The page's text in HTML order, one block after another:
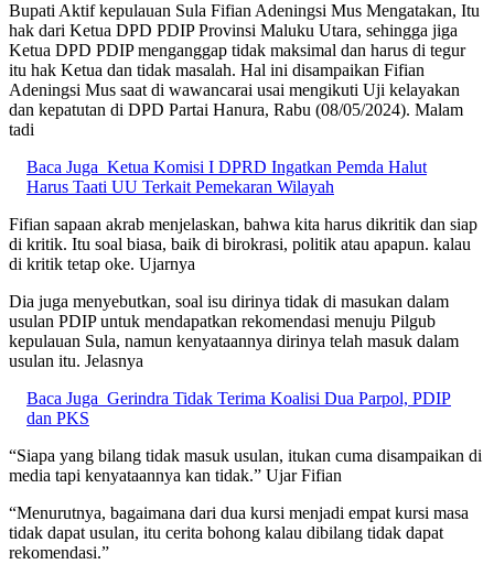
Bupati Aktif kepulauan Sula Fifian Adeningsi Mus Mengatakan, Itu
hak dari Ketua DPD PDIP Provinsi Maluku Utara, sehingga jiga
Ketua DPD PDIP menganggap tidak maksimal dan harus di tegur
itu hak Ketua dan tidak masalah. Hal ini disampaikan Fifian
Adeningsi Mus saat di wawancarai usai mengikuti Uji kelayakan
dan kepatutan di DPD Partai Hanura, Rabu (08/05/2024). Malam
tadi
Baca Juga Ketua Komisi I DPRD Ingatkan Pemda Halut
Harus Taati UU Terkait Pemekaran Wilayah
Fifian sapaan akrab menjelaskan, bahwa kita harus dikritik dan siap
di kritik. Itu soal biasa, baik di birokrasi, politik atau apapun. kalau
di kritik tetap oke. Ujarnya
Dia juga menyebutkan, soal isu dirinya tidak di masukan dalam
usulan PDIP untuk mendapatkan rekomendasi menuju Pilgub
kepulauan Sula, namun kenyataannya dirinya telah masuk dalam
usulan itu. Jelasnya
Baca Juga Gerindra Tidak Terima Koalisi Dua Parpol, PDIP
dan PKS
“Siapa yang bilang tidak masuk usulan, itukan cuma disampaikan di
media tapi kenyataannya kan tidak.” Ujar Fifian
“Menurutnya, bagaimana dari dua kursi menjadi empat kursi masa
tidak dapat usulan, itu cerita bohong kalau dibilang tidak dapat
rekomendasi.”